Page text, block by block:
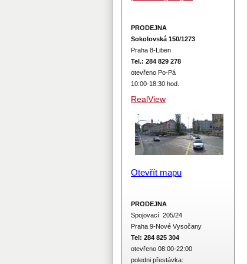
PRODEJNA
Sokolovská 150/1273
Praha 8-Liben
Tel.: 284 829 278
otevřeno Po-Pá
10:00-18:30 hod.
RealView
Otevřít mapu
PRODEJNA
Spojovací 205/24
Praha 9-Nové Vysočany
Tel: 284 825 304
otevřeno 08:00-22:00
poledni přestávka: